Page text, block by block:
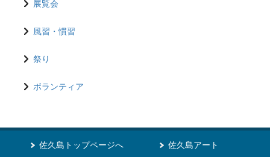
展覧会
風習・慣習
祭り
ボランティア
佐久島トップページへ 佐久島アート